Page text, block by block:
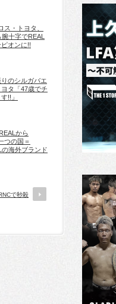
ス・トヨタ、
十字でREAL
オンに!!
りのシルガバエ
タ「47歳でチ
!!」
から
つの国＝
海外ブランド
で秒殺